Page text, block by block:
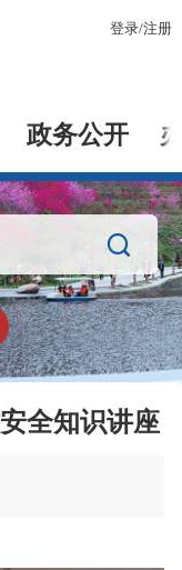
登录/注册
政务公开

全知识讲座